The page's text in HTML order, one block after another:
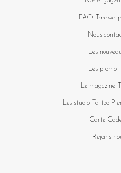
FAQ Tarawa
Nous
Les
Les
Le magazine
Les studio Tattoo
Carte
Rejoins